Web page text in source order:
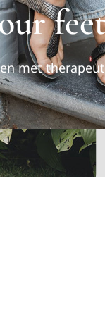
met